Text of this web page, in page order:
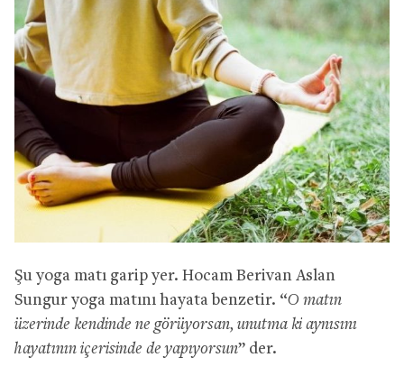
Şu yoga matı garip yer. Hocam Berivan Aslan
Sungur yoga matını hayata benzetir. “O matın
üzerinde kendinde ne görüyorsan, unutma ki aynısını
hayatının içerisinde de yapıyorsun” der.